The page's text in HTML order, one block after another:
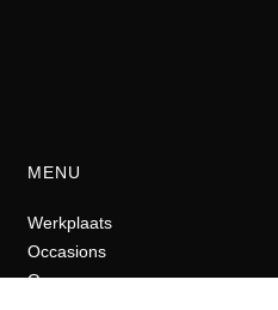
MENU
Werkplaats
Occasions
Over ons